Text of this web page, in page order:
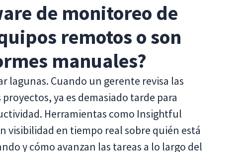
de monitoreo de
remotos o son
manuales?
lagunas. Cuando un gerente revisa las
ya es demasiado tarde para
Herramientas como Insightful
visibilidad en tiempo real sobre quién está
y cómo avanzan las tareas a lo largo del